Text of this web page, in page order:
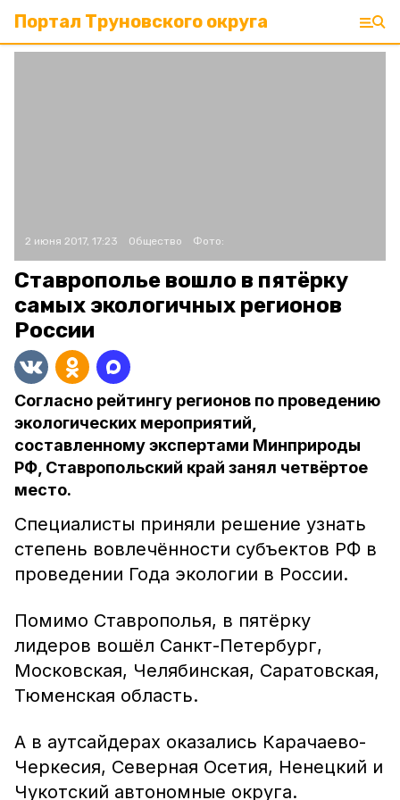
Портал Труновского округа
2 июня 2017, 17:23 Общество Фото:
Ставрополье вошло в пятёрку
самых экологичных регионов
России
Согласно рейтингу регионов по проведению
экологических мероприятий,
составленному экспертами Минприроды
РФ, Ставропольский край занял четвёртое
место.
Специалисты приняли решение узнать
степень вовлечённости субъектов РФ в
проведении Года экологии в России.
Помимо Ставрополья, в пятёрку
лидеров вошёл Санкт-Петербург,
Московская, Челябинская, Саратовская,
Тюменская область.
А в аутсайдерах оказались Карачаево-
Черкесия, Северная Осетия, Ненецкий и
Чукотский автономные округа.